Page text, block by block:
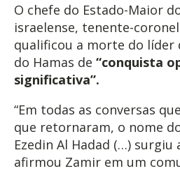
O chefe do Estado-Maior
israelense, tenente-
qualificou a morte do líder
do Hamas de “conquista
significativa”.
“Em todas as conversas
que retornaram, o nome
Ezedin Al Hadad (…) surgiu
afirmou Zamir em um